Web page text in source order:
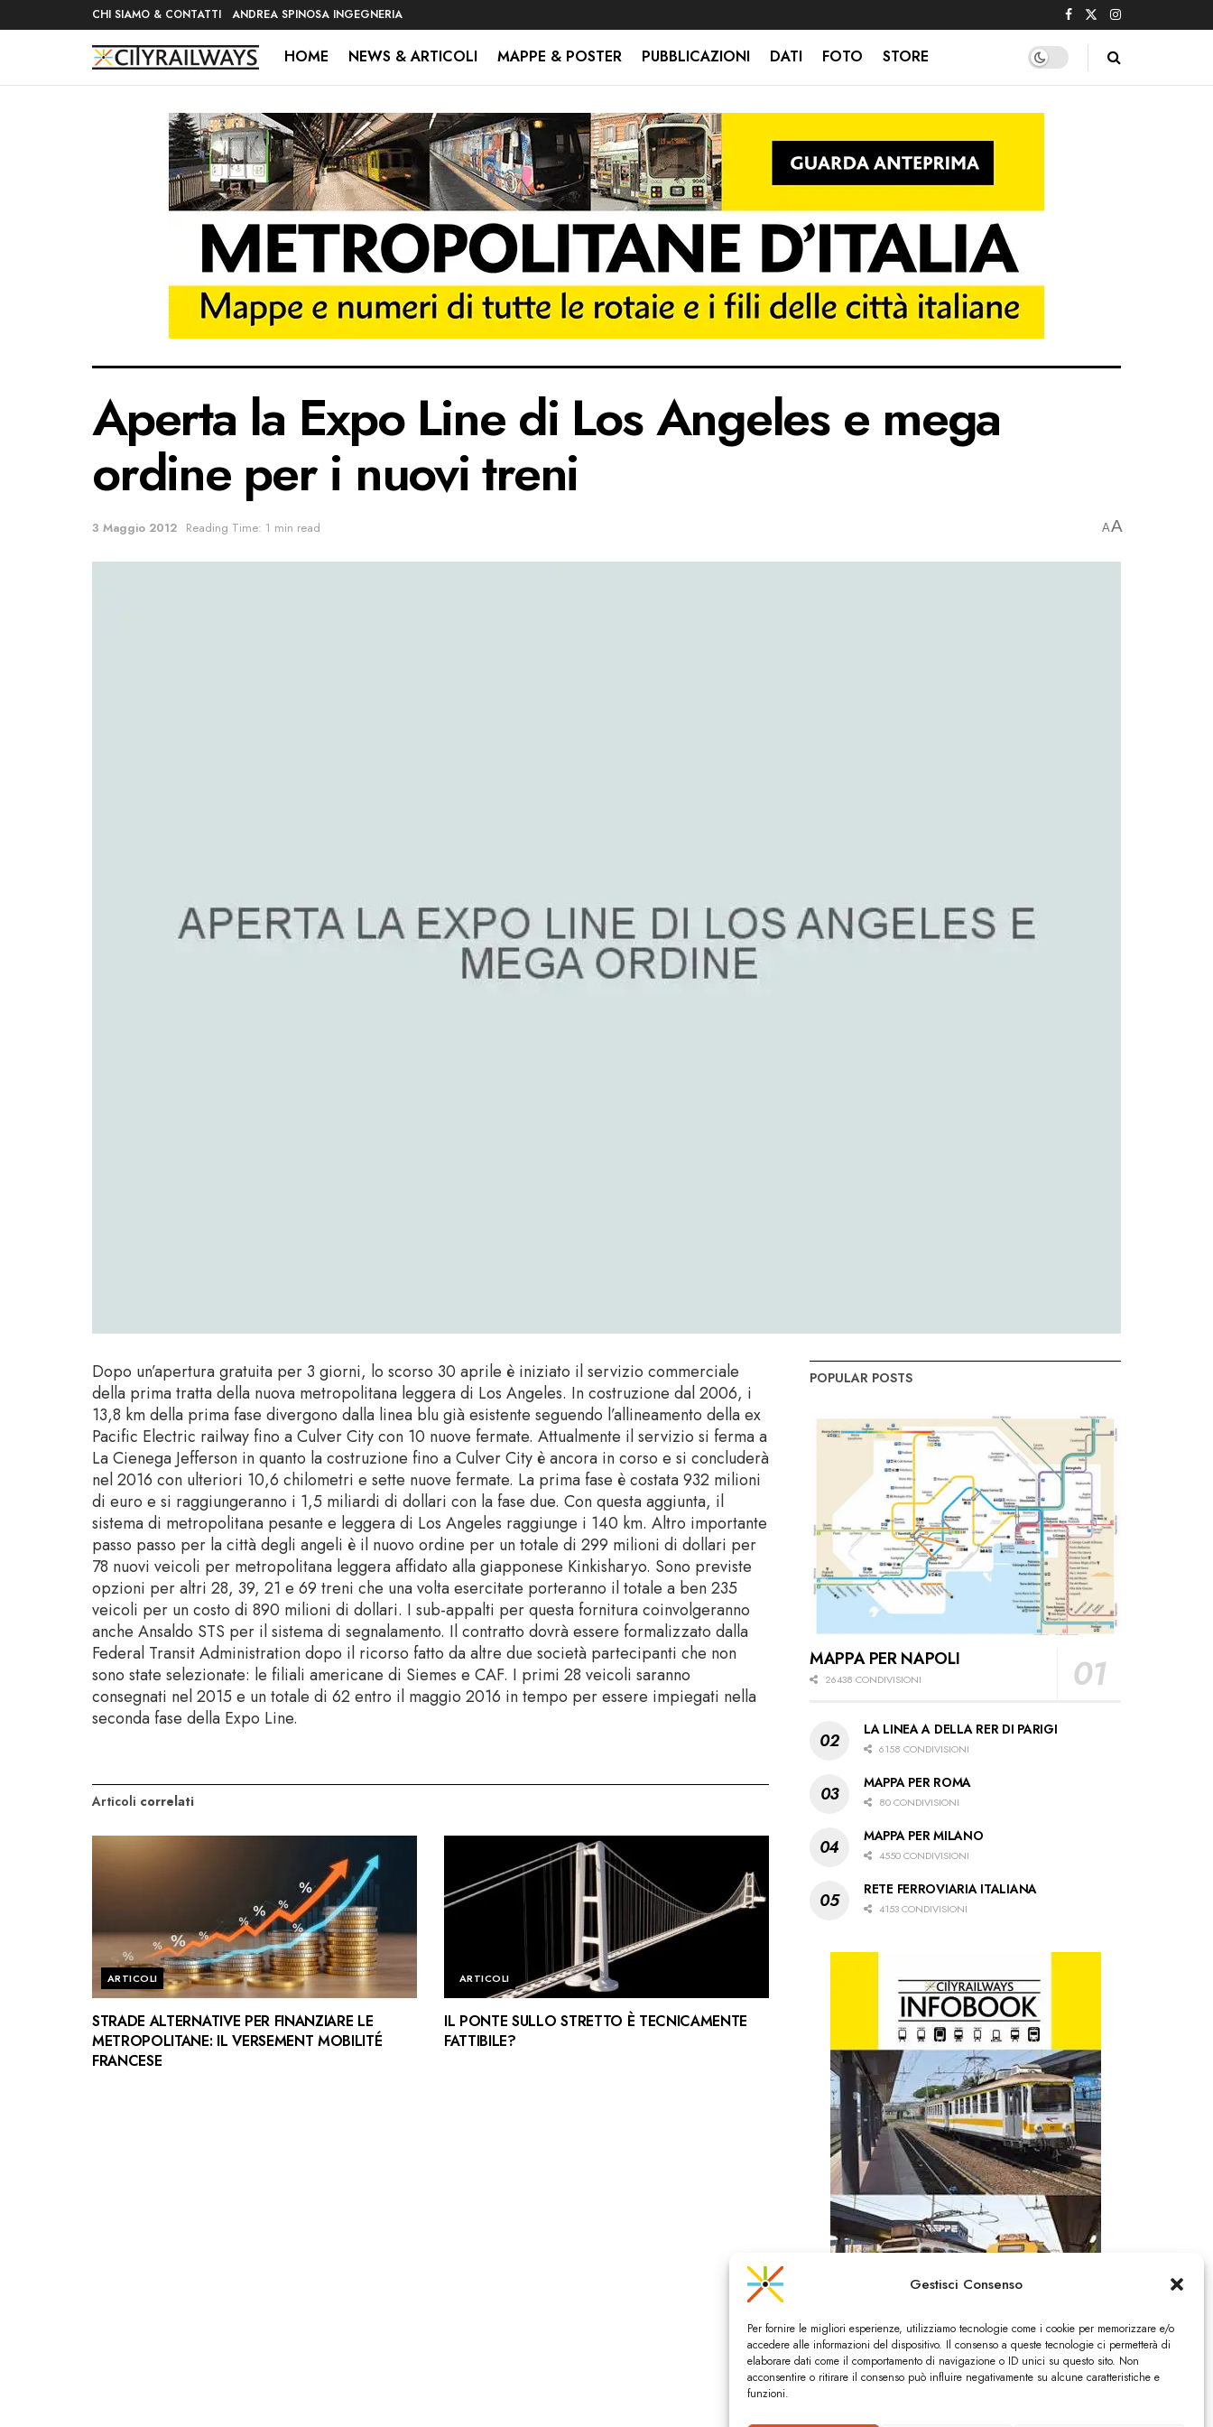
Gestisci Consenso
Per fornire le migliori esperienze, utilizziamo tecnologie come i cookie per memorizzare e/o
accedere alle informazioni del dispositivo. Il consenso a queste tecnologie ci permetterà di
elaborare dati come il comportamento di navigazione o ID unici su questo sito. Non
acconsentire o ritirare il consenso può influire negativamente su alcune caratteristiche e
funzioni.
CHI SIAMO & CONTATTI ANDREA SPINOSA INGEGNERIA
HOME NEWS & ARTICOLI MAPPE & POSTER PUBBLICAZIONI DATI FOTO STORE
Aperta la Expo Line di Los Angeles e mega
ordine per i nuovi treni
3 Maggio 2012 Reading Time: 1 min read AA
Dopo un’apertura gratuita per 3 giorni, lo scorso 30 aprile è iniziato il servizio commerciale
della prima tratta della nuova metropolitana leggera di Los Angeles. In costruzione dal 2006, i
13,8 km della prima fase divergono dalla linea blu già esistente seguendo l’allineamento della ex
Pacific Electric railway fino a Culver City con 10 nuove fermate. Attualmente il servizio si ferma a
La Cienega Jefferson in quanto la costruzione fino a Culver City è ancora in corso e si concluderà
nel 2016 con ulteriori 10,6 chilometri e sette nuove fermate. La prima fase è costata 932 milioni
di euro e si raggiungeranno i 1,5 miliardi di dollari con la fase due. Con questa aggiunta, il
sistema di metropolitana pesante e leggera di Los Angeles raggiunge i 140 km. Altro importante
passo passo per la città degli angeli è il nuovo ordine per un totale di 299 milioni di dollari per
78 nuovi veicoli per metropolitana leggera affidato alla giapponese Kinkisharyo. Sono previste
opzioni per altri 28, 39, 21 e 69 treni che una volta esercitate porteranno il totale a ben 235
veicoli per un costo di 890 milioni di dollari. I sub-appalti per questa fornitura coinvolgeranno
anche Ansaldo STS per il sistema di segnalamento. Il contratto dovrà essere formalizzato dalla
Federal Transit Administration dopo il ricorso fatto da altre due società partecipanti che non
sono state selezionate: le filiali americane di Siemes e CAF. I primi 28 veicoli saranno
consegnati nel 2015 e un totale di 62 entro il maggio 2016 in tempo per essere impiegati nella
seconda fase della Expo Line.
Articoli correlati
ARTICOLI
STRADE ALTERNATIVE PER FINANZIARE LE
METROPOLITANE: IL VERSEMENT MOBILITÉ
FRANCESE
ARTICOLI
IL PONTE SULLO STRETTO È TECNICAMENTE
FATTIBILE?
POPULAR POSTS
MAPPA PER NAPOLI
26438 CONDIVISIONI
LA LINEA A DELLA RER DI PARIGI
6158 CONDIVISIONI
MAPPA PER ROMA
80 CONDIVISIONI
MAPPA PER MILANO
4550 CONDIVISIONI
RETE FERROVIARIA ITALIANA
4153 CONDIVISIONI